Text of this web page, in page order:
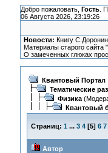
Добро пожаловать, Гость.
06 Августа 2026, 23:19:26
Новости: Книгу
Материалы старого
О замеченных глюках
Квантовый Портал
Тематические
Физика
Квантовый
Страниц: 1 ... 3 4[5] 6 7
Автор